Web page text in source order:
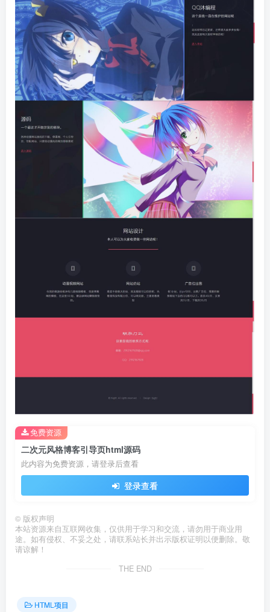
二次元风格博客引导页html源码
此内容为免费资源，请登录后查看
登录查看
免费资源
© 版权声明
本站资源来自互联网收集，仅供用于学习和交流，请勿用于商业用
途。如有侵权、不妥之处，请联系站长并出示版权证明以便删除。敬
请谅解！
THE END
HTML项目